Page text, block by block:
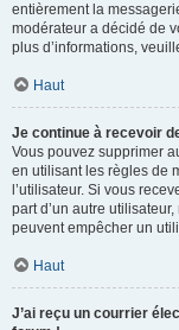
entièrement la
modérateur a décidé de
plus d’informations,
Haut
Je continue à recevoir
Vous pouvez supprimer
en utilisant les règles de
l’utilisateur. Si vous
part d’un autre
peuvent empêcher un
Haut
J’ai reçu un courrier